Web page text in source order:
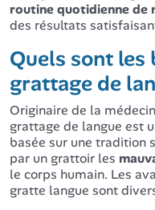
routine quotidienne de
des résultats
Quels sont
grattage de
Originaire de la
grattage de langue est
basée sur une tradition
par un grattoir les
le corps humain. Les
gratte langue sont